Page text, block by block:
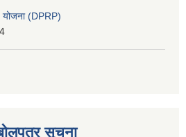
योजना (DPRP)
सूचना